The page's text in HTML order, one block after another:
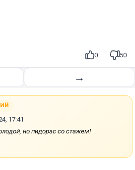
и
0 50
→
17:41
но пидорас со стажем!